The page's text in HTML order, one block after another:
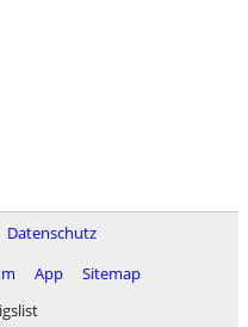
Datenschutz
App
Sitemap